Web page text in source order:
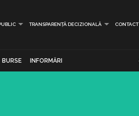
TRANSPARENȚĂ DECIZIONALĂ CONTACT
BURSE INFORMĂRI